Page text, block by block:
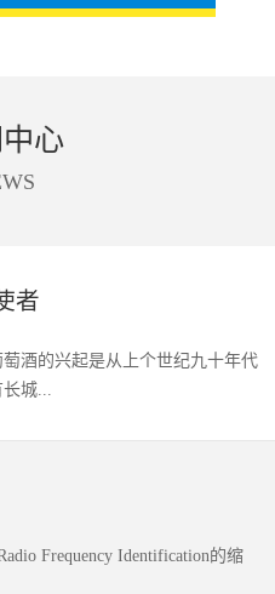
心
者
的兴起是从上个世纪九十年代
城...
Frequency Identification的缩